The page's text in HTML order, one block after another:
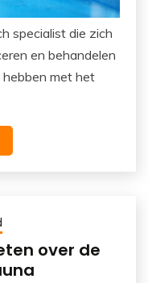
specialist die zich
en behandelen
met het
over de